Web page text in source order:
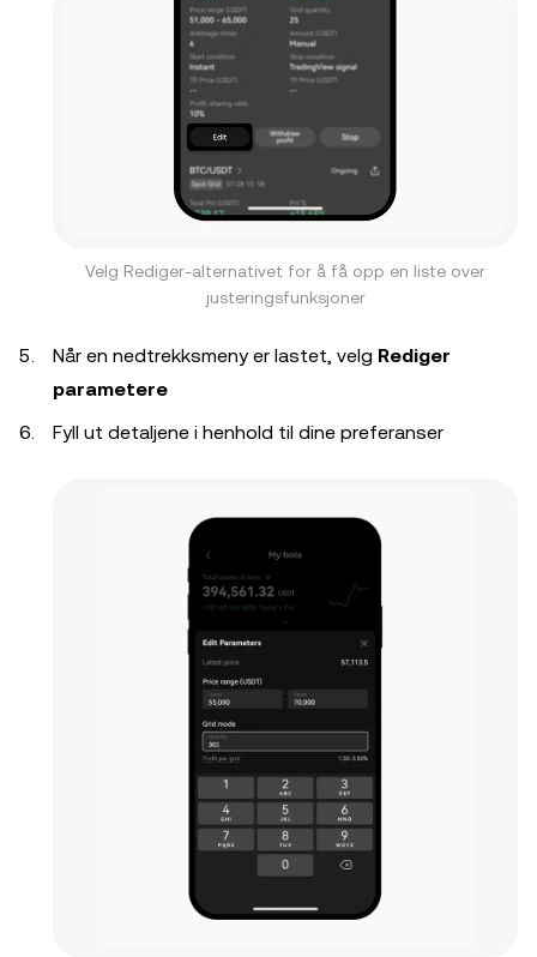
Velg Rediger-alternativet for å få opp en liste over
justeringsfunksjoner
Når en nedtrekksmeny er lastet, velg Rediger
parametere
Fyll ut detaljene i henhold til dine preferanser